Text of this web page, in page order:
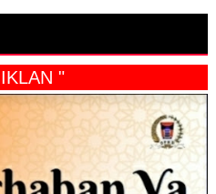
" IKLAN "